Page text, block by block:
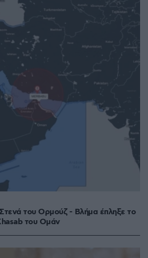
του Ορμούζ - Βλήμα έπληξε το
του Ομάν